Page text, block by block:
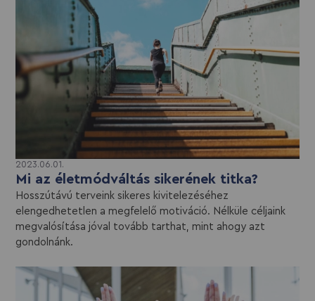
2023.06.01.
Mi az életmódváltás sikerének titka?
Hosszútávú terveink sikeres kivitelezéséhez
elengedhetetlen a megfelelő motiváció. Nélküle céljaink
megvalósítása jóval tovább tarthat, mint ahogy azt
gondolnánk.